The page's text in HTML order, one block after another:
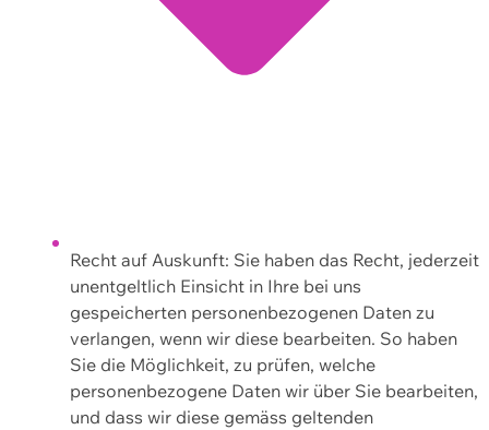
Recht auf Auskunft: Sie haben das Recht, jederzeit
unentgeltlich Einsicht in Ihre bei uns
gespeicherten personenbezogenen Daten zu
verlangen, wenn wir diese bearbeiten. So haben
Sie die Möglichkeit, zu prüfen, welche
personenbezogene Daten wir über Sie bearbeiten,
und dass wir diese gemäss geltenden